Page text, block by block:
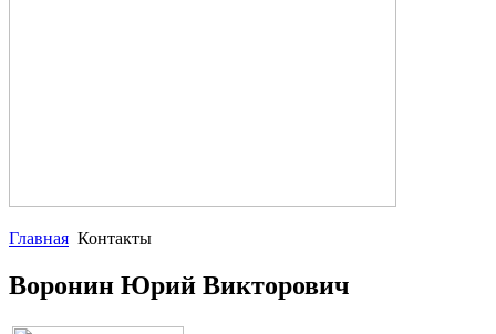
Главная Контакты
Воронин Юрий Викторович